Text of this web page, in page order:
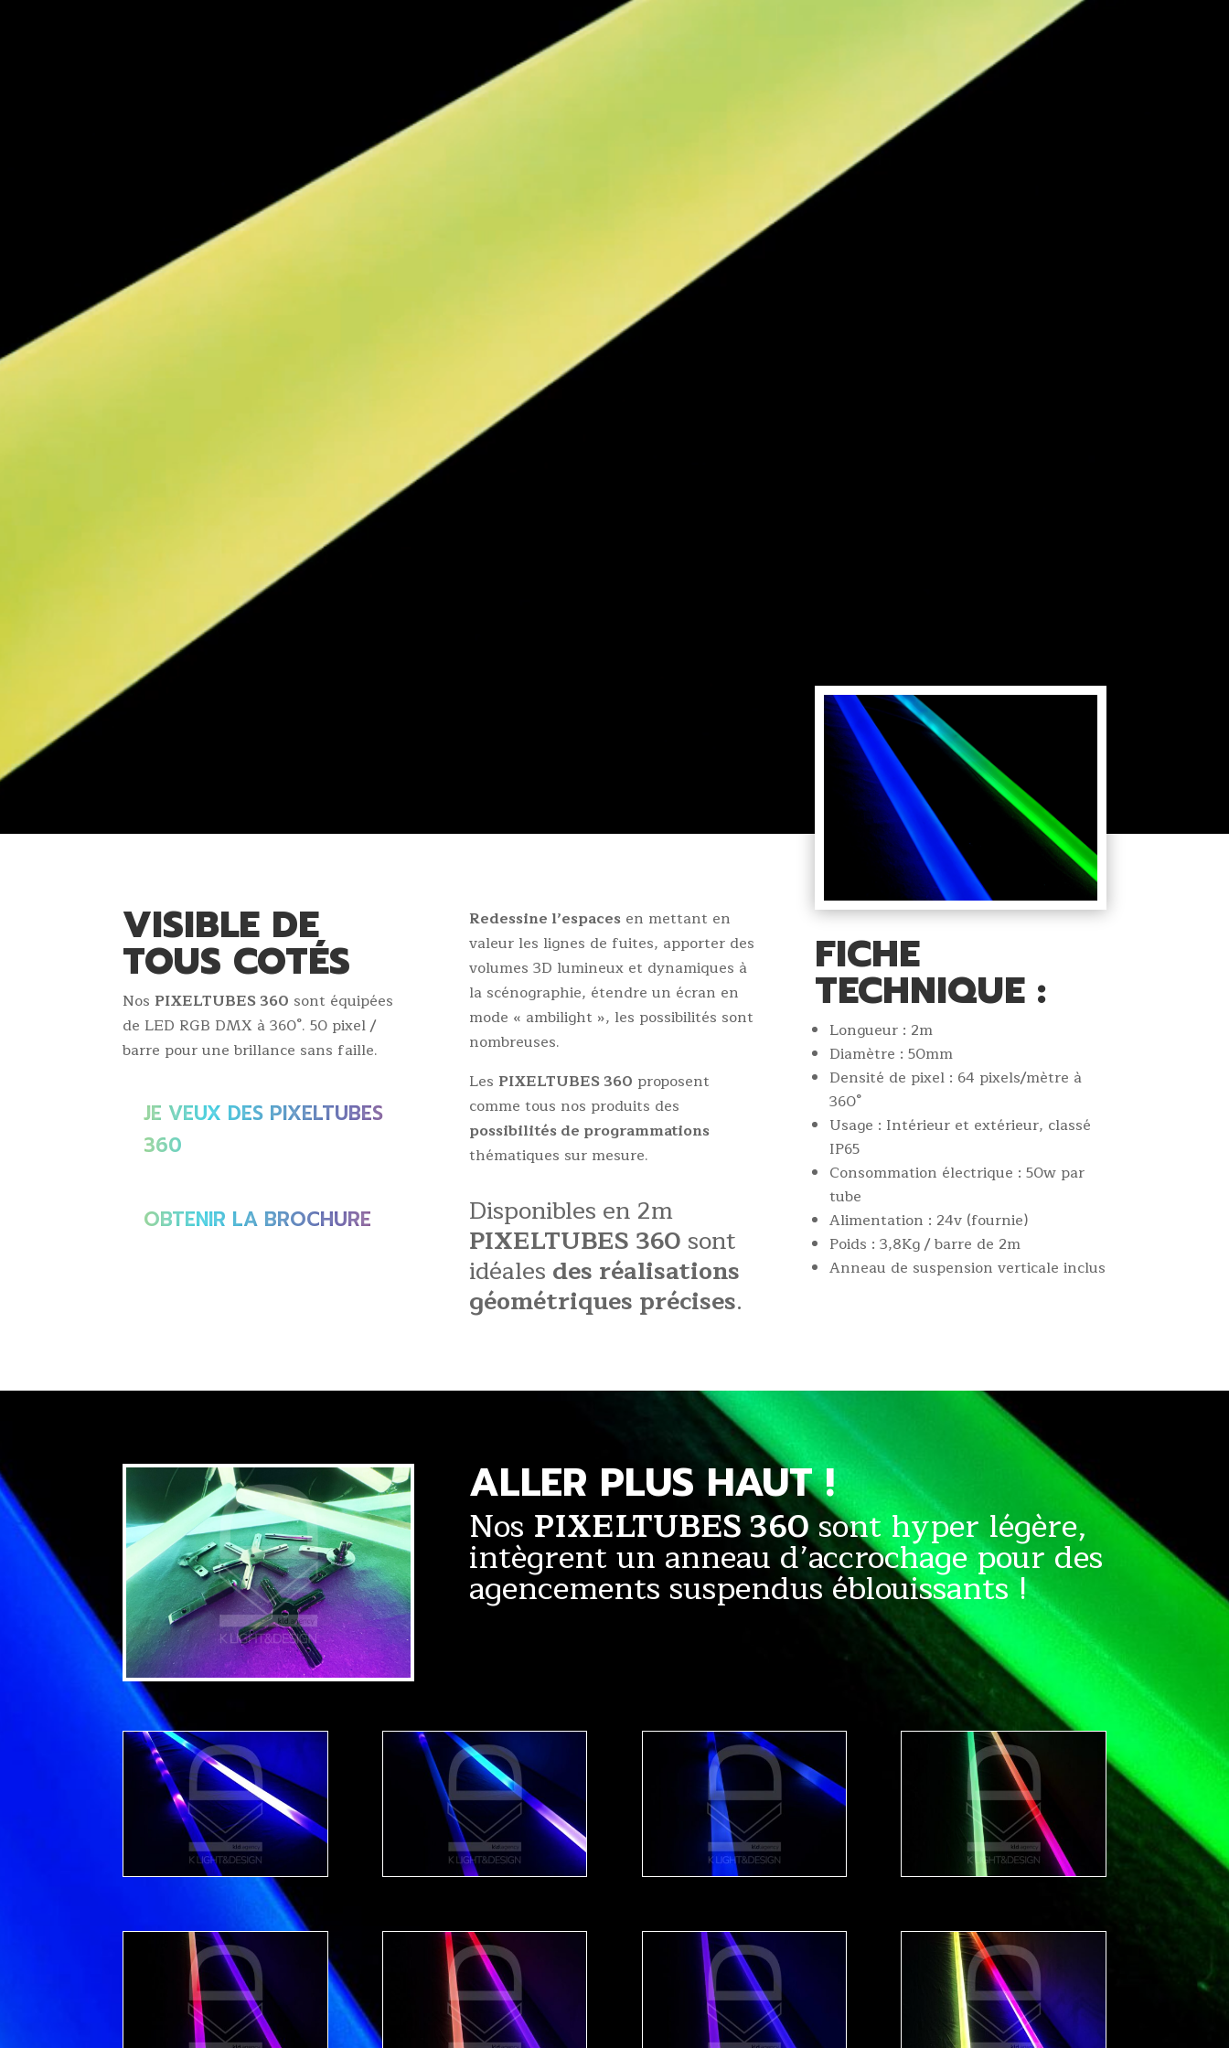
VISIBLE DE
TOUS COTÉS
Nos PIXELTUBES 360 sont équipées
de LED RGB DMX à 360°. 50 pixel /
barre pour une brillance sans faille.
JE VEUX DES PIXELTUBES
360
OBTENIR LA BROCHURE
Redessine l’espacesen mettant en
valeur les lignes de fuites, apporter des
volumes 3D lumineux et dynamiques à
la scénographie, étendre un écran en
mode « ambilight », les possibilités sont
nombreuses.
Les PIXELTUBES 360 proposent
comme tous nos produits des
possibilités de programmations
thématiques sur mesure.
Disponibles en 2m
PIXELTUBES 360 sont
idéales des réalisations
géométriques précises.
FICHE
TECHNIQUE :
Longueur : 2m
Diamètre : 50mm
Densité de pixel : 64 pixels/mètre à
360°
Usage : Intérieur et extérieur, classé
IP65
Consommation électrique : 50w par
tube
Alimentation : 24v (fournie)
Poids : 3,8Kg / barre de 2m
Anneau de suspension verticale inclus
ALLER PLUS HAUT !
Nos PIXELTUBES 360sont hyper légère,
intègrent un anneau d’accrochage pour des
agencements suspendus éblouissants !